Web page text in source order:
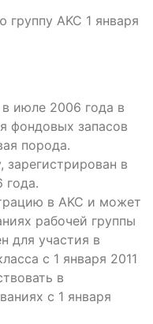
AKC 1 января
июле 2006 года в
фондовых запасов
порода.
зарегистрирован в
года.
в AKC и может
рабочей группы
для участия в
с 1 января 2011
в
с 1 января